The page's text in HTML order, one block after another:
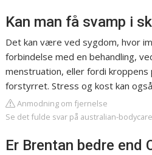
Kan man få svamp i
Det kan være ved sygdom, hvor
forbindelse med en behandling,
menstruation, eller fordi
forstyrret. Stress og kost kan
Anmodning om fjernelse
Se det fulde svar på australian-
Er Brentan bedre end